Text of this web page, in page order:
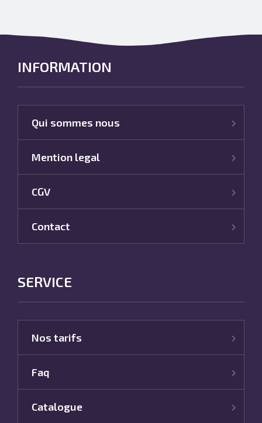
INFORMATION
Qui sommes nous
Mention legal
CGV
Contact
SERVICE
Nos tarifs
Faq
Catalogue